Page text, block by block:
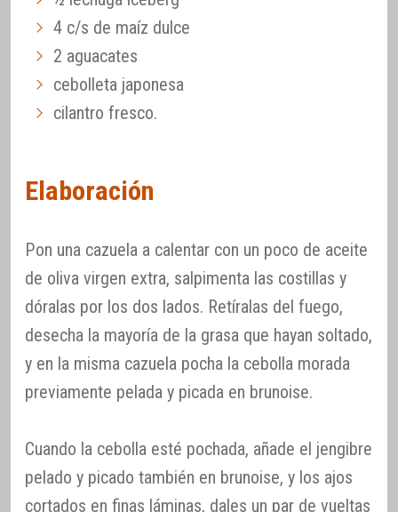
4 c/s de maíz dulce
2 aguacates
cebolleta japonesa
cilantro fresco.
Elaboración
Pon una cazuela a calentar con un poco de aceite
de oliva virgen extra, salpimenta las costillas y
dóralas por los dos lados. Retíralas del fuego,
desecha la mayoría de la grasa que hayan soltado,
y en la misma cazuela pocha la cebolla morada
previamente pelada y picada en brunoise.
Cuando la cebolla esté pochada, añade el jengibre
pelado y picado también en brunoise, y los ajos
cortados en finas láminas, dales un par de vueltas